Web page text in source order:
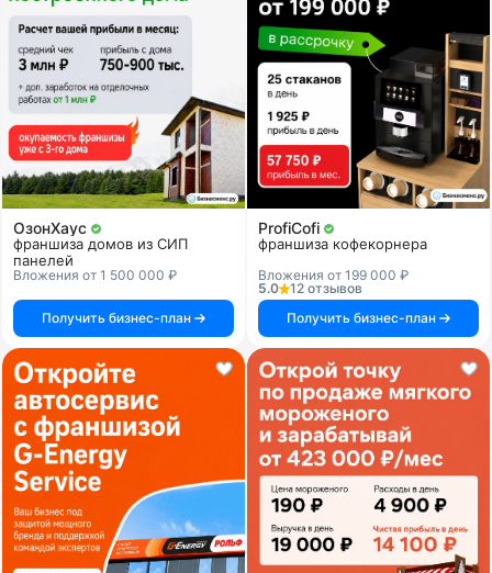
ОзонХаус
франшиза домов из СИП
панелей
Вложения от 1 500 000 ₽
Получить бизнес-план
ProfiCofi
франшиза кофекорнера
Вложения от 199 000 ₽
5.0
12 отзывов
Получить бизнес-план